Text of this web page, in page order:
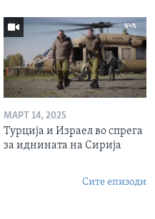
МАРТ 14, 2025
Турција и Израел во спрега
за иднината на Сирија
Сите епизоди